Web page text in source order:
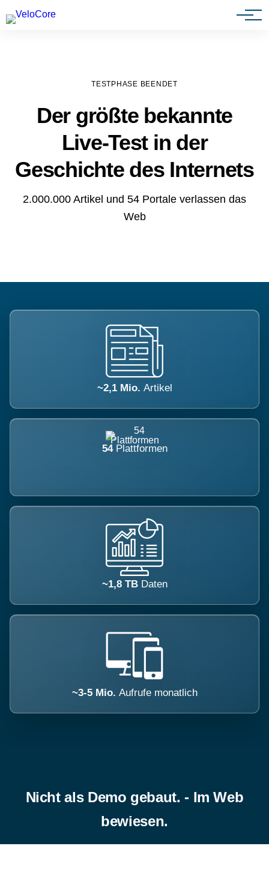
Agenturen & Webdesigner
TESTPHASE BEENDET
Der größte bekannte
Live-Test in der
Geschichte des Internets
2.000.000 Artikel und 54 Portale verlassen das
Web
~2,1 Mio. Artikel
54 Plattformen
~1,8 TB Daten
~3-5 Mio. Aufrufe monatlich
Nicht als Demo gebaut. - Im Web
bewiesen.